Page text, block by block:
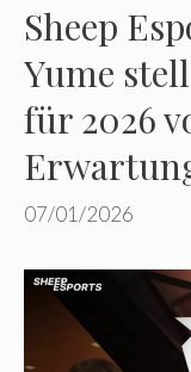
Sheep
Yume
für 2026
07/01/2026